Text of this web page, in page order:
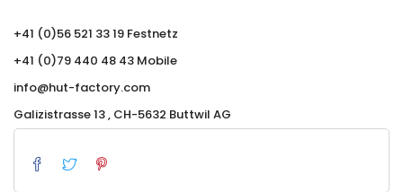
+41 (0)56 521 33 19 Festnetz
+41 (0)79 440 48 43 Mobile
info@hut-factory.com
Galizistrasse 13 , CH-5632 Buttwil AG